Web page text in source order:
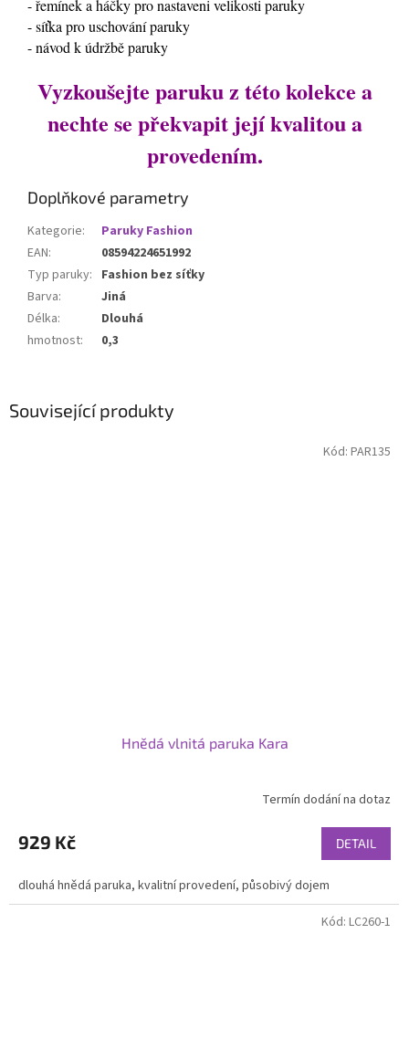
Související produkty
Hnědá vlnitá paruka Kara
Termín dodání na dotaz
929 Kč DETAIL
dlouhá hnědá paruka, kvalitní provedení, působivý dojem
Kód: PAR135
Kód: LC260-1
- řemínek a háčky pro nastaveni velikosti paruky
- síťka pro uschování paruky
- návod k údržbě paruky
Vyzkoušejte paruku z této kolekce a
nechte se překvapit její kvalitou a
provedením.
Doplňkové parametry
Kategorie:
Paruky Fashion
EAN:
08594224651992
Typ paruky: Fashion bez síťky
Barva:
Jiná
Délka:
Dlouhá
hmotnost: 0,3